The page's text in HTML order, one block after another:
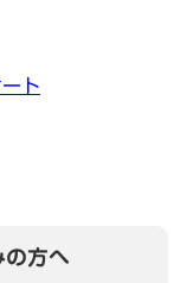
ト
の方へ